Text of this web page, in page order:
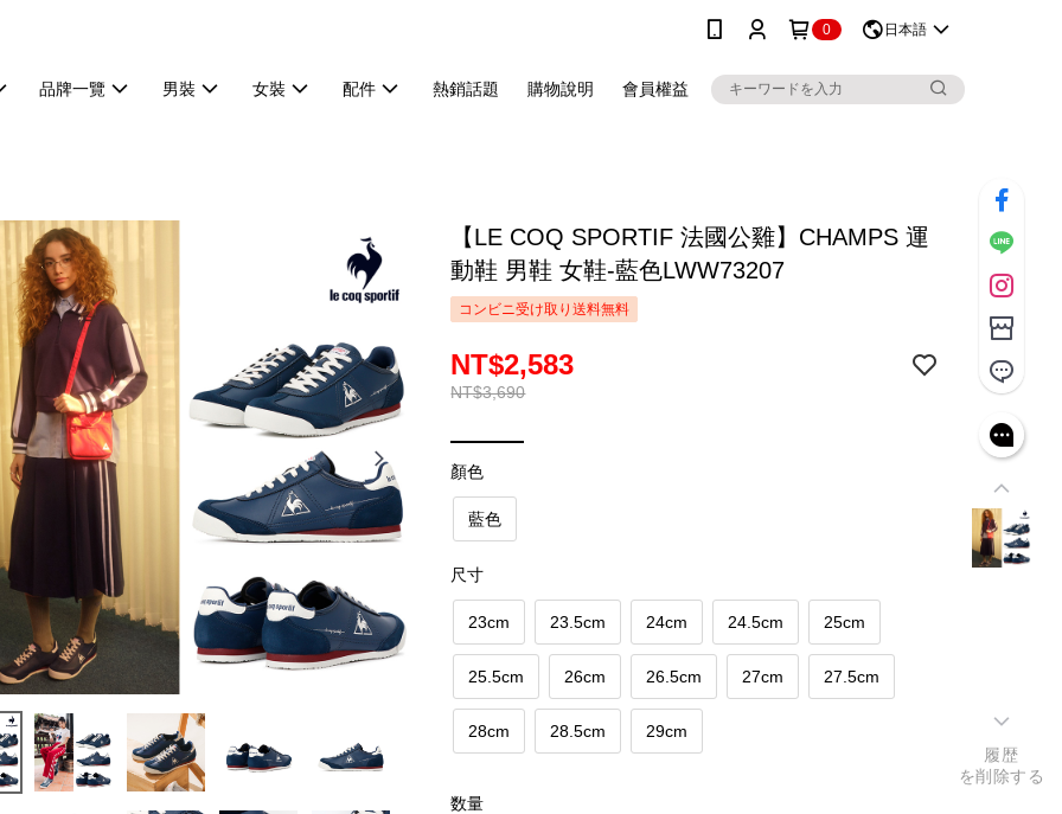
0 日本語
品牌一覽 男裝 女裝 配件 熱銷話題 購物說明 會員權益
【LE COQ SPORTIF 法國公雞】CHAMPS 運
動鞋 男鞋 女鞋-藍色LWW73207
コンビニ受け取り送料無料
NT$3,690
NT$2,583
顏色
藍色
尺寸
23cm 23.5cm 24cm 24.5cm 25cm
25.5cm 26cm 26.5cm 27cm 27.5cm
28cm 28.5cm 29cm
数量
履歴
を削除する